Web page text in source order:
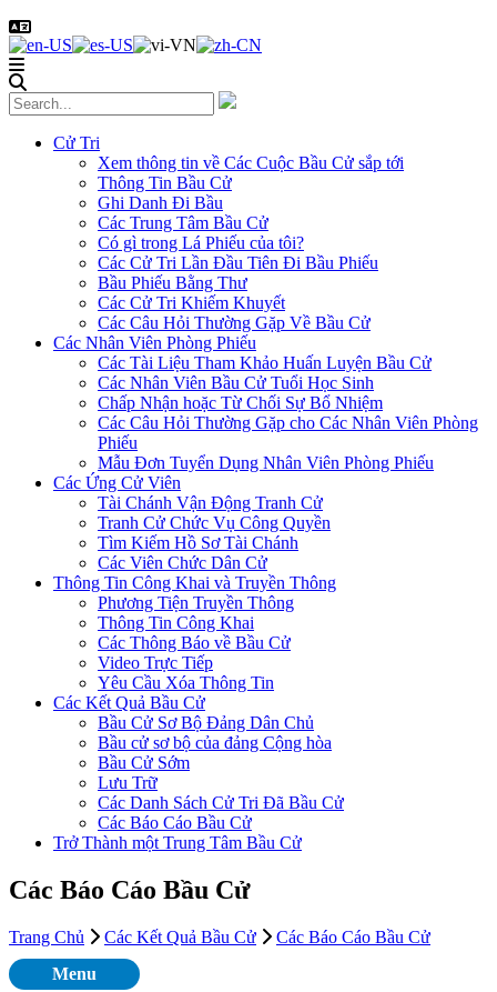
Cử Tri
Xem thông tin về Các Cuộc Bầu Cử sắp tới
Thông Tin Bầu Cử
Ghi Danh Đi Bầu
Các Trung Tâm Bầu Cử
Có gì trong Lá Phiếu của tôi?
Các Cử Tri Lần Đầu Tiên Đi Bầu Phiếu
Bầu Phiếu Bằng Thư
Các Cử Tri Khiếm Khuyết
Các Câu Hỏi Thường Gặp Về Bầu Cử
Các Nhân Viên Phòng Phiếu
Các Tài Liệu Tham Khảo Huấn Luyện Bầu Cử
Các Nhân Viên Bầu Cử Tuổi Học Sinh
Chấp Nhận hoặc Từ Chối Sự Bổ Nhiệm
Các Câu Hỏi Thường Gặp cho Các Nhân Viên Phòng
Phiếu
Mẫu Đơn Tuyển Dụng Nhân Viên Phòng Phiếu
Các Ứng Cử Viên
Tài Chánh Vận Động Tranh Cử
Tranh Cử Chức Vụ Công Quyền
Tìm Kiếm Hồ Sơ Tài Chánh
Các Viên Chức Dân Cử
Thông Tin Công Khai và Truyền Thông
Phương Tiện Truyền Thông
Thông Tin Công Khai
Các Thông Báo về Bầu Cử
Video Trực Tiếp
Yêu Cầu Xóa Thông Tin
Các Kết Quả Bầu Cử
Bầu Cử Sơ Bộ Đảng Dân Chủ
Bầu cử sơ bộ của đảng Cộng hòa
Bầu Cử Sớm
Lưu Trữ
Các Danh Sách Cử Tri Đã Bầu Cử
Các Báo Cáo Bầu Cử
Trở Thành một Trung Tâm Bầu Cử
Các Báo Cáo Bầu Cử
Trang Chủ Các Kết Quả Bầu Cử
Các Báo Cáo Bầu Cử
Menu